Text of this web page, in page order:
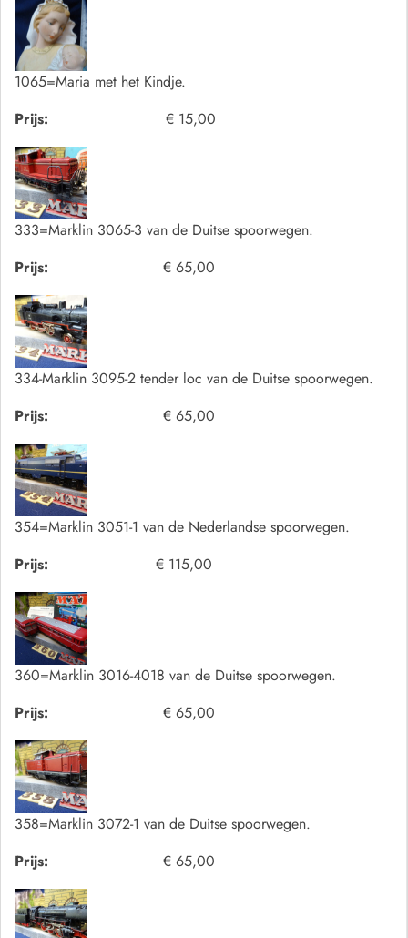
1065=Maria met het Kindje.
Prijs:
€ 15,00
333=Marklin 3065-3 van de Duitse spoorwegen.
Prijs:
€ 65,00
334-Marklin 3095-2 tender loc van de Duitse spoorwegen.
Prijs:
€ 65,00
354=Marklin 3051-1 van de Nederlandse spoorwegen.
Prijs:
€ 115,00
360=Marklin 3016-4018 van de Duitse spoorwegen.
Prijs:
€ 65,00
358=Marklin 3072-1 van de Duitse spoorwegen.
Prijs:
€ 65,00